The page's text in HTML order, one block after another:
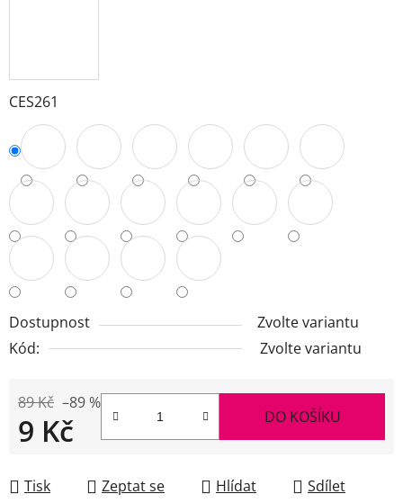
CES261
Dostupnost
Zvolte variantu
Kód:
Zvolte variantu
89 Kč –89 %
9 Kč DO KOŠÍKU
Tisk Zeptat se Hlídat Sdílet